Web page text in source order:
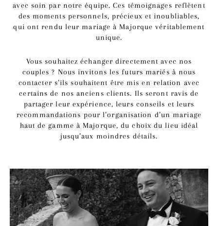
avec soin par notre équipe. Ces témoignages reflètent
des moments personnels, précieux et inoubliables,
qui ont rendu leur mariage à Majorque véritablement
unique.
Vous souhaitez échanger directement avec nos
couples ? Nous invitons les futurs mariés à nous
contacter s’ils souhaitent être mis en relation avec
certains de nos anciens clients. Ils seront ravis de
partager leur expérience, leurs conseils et leurs
recommandations pour l’organisation d’un mariage
haut de gamme à Majorque, du choix du lieu idéal
jusqu’aux moindres détails.